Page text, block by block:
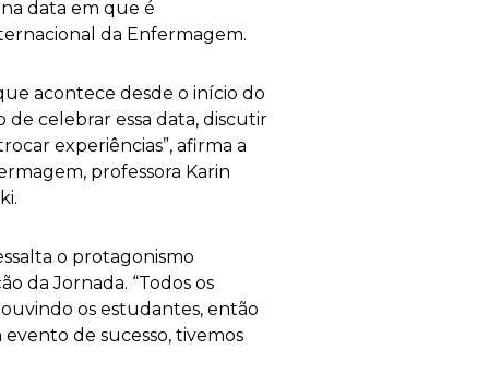
data em que é
da Enfermagem.
acontece desde o início do
celebrar essa data, discutir
experiências”, afirma a
professora Karin
o protagonismo
da Jornada. “Todos os
os estudantes, então
de sucesso, tivemos